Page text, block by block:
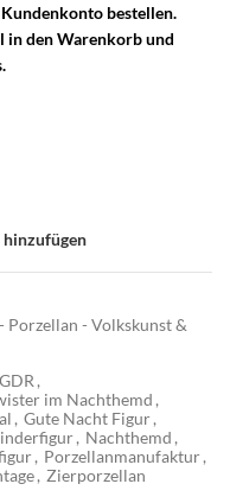
bestellen.
in den Warenkorb und
- Volkskunst &
GDR ,
im Nachthemd ,
, Gute Nacht Figur,
, Nachthemd ,
, Porzellanmanufaktur,
, Zierporzellan